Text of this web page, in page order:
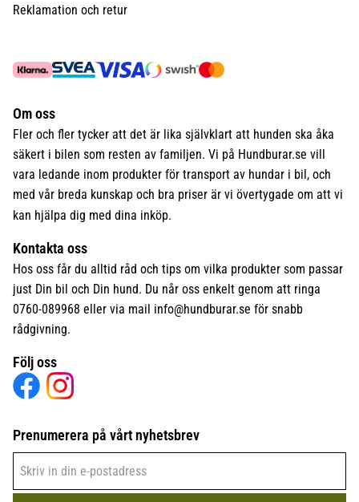
Reklamation och retur
Om oss
Fler och fler tycker att det är lika självklart att hunden ska åka
säkert i bilen som resten av familjen. Vi på Hundburar.se vill
vara ledande inom produkter för transport av hundar i bil, och
med vår breda kunskap och bra priser är vi övertygade om att vi
kan hjälpa dig med dina inköp.
Kontakta oss
Hos oss får du alltid råd och tips om vilka produkter som passar
just Din bil och Din hund. Du når oss enkelt genom att ringa
0760-089968 eller via mail info@hundburar.se för snabb
rådgivning.
Följ oss
Prenumerera på vårt nyhetsbrev